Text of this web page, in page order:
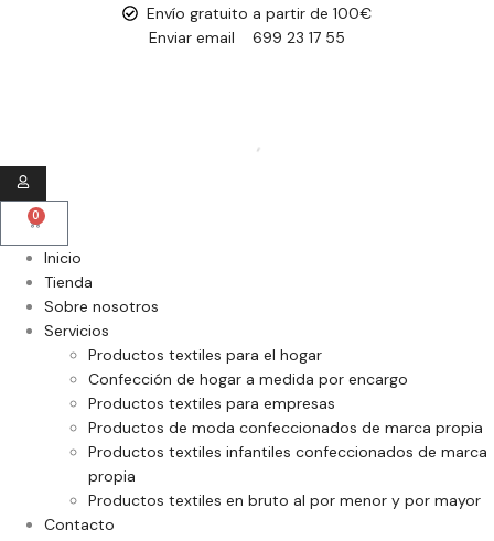
Envío gratuito a partir de 100€
Enviar email
699 23 17 55
0
Inicio
Tienda
Sobre nosotros
Servicios
Productos textiles para el hogar
Confección de hogar a medida por encargo
Productos textiles para empresas
Productos de moda confeccionados de marca propia
Productos textiles infantiles confeccionados de marca
propia
Productos textiles en bruto al por menor y por mayor
Contacto